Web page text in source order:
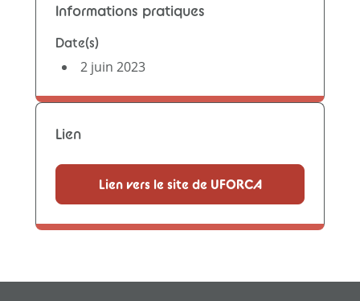
Informations pratiques
Date(s)
2 juin 2023
Lien
Lien vers le site de UFORCA